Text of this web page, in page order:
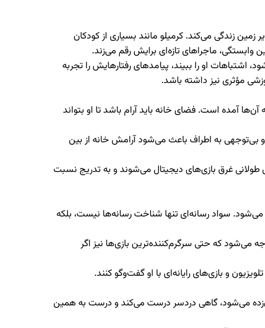
زندگی می‌کند. کرمیلو مانند بسیاری از کودکان
وابستگی، ماجراهای تازه‌ای برایش رقم می‌زند.
او را ببیند، پیامدهای رفتارهایش را تجربه
مؤثری نیز داشته باشد.
آمده است. فضای خانه باید آرام باشد تا او بتواند
و بی‌توجهی به اطراف باعث می‌شود آرامش خانه از بین
طولانی غرق بازی‌های دیجیتال می‌شوند و به تدریج نسبت
سواد رسانه‌ای تنها شناخت رسانه‌ها نیست، بلکه
می‌شود که حتی سرگرم‌کننده‌ترین بازی‌ها نیز اگر
و بازی‌های رایانه‌ای با او گفت‌وگو کنند.
می‌شود، گاهی دردسر درست می‌کند و درست به همین